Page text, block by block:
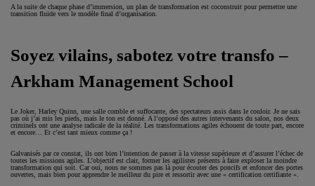
A la suite de chaque phase d’immersion, un plan de transformation est coconstruit pour permettre une
transition fluide vers le modèle final d’organisation.
Soyez vilains, sabotez votre transfo –
Arkham Management School
Le Joker, Harley Quinn, une salle comble et suffocante, des spectateurs assis dans le couloir. Je ne sais
pas où j’ai mis les pieds, mais le ton est donné. A l’opposé des autres intervenants du salon, nos deux
criminels ont une analyse radicale de la réalité. Les transformations agiles échouent de toute part, encore
et encore… Et c’est tant mieux comme ça !
Galvanisés par ce constat, ils ont bien l’intention de passer à la vitesse supérieure et d’assurer l’échec de
toutes les missions agiles. L’objectif est clair, former les agilistes présents à faire exploser la moindre
transformation qui soit. Car oui, nous ne sommes pas là pour écouter des poncifs et enfoncer des portes
ouvertes, mais bien pour apprendre le meilleur du pire et ressortir avec une « certification certifiante ».